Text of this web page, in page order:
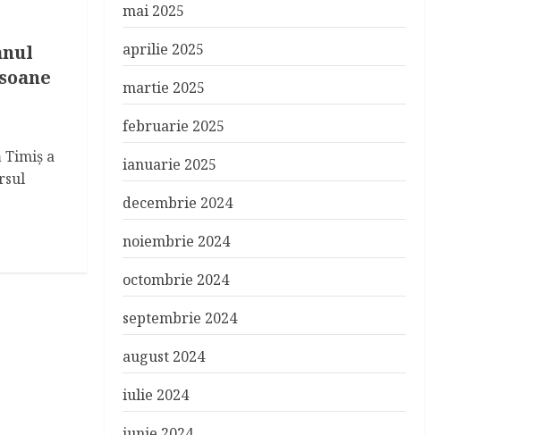
a
mai 2025
aprilie 2025
martie 2025
februarie 2025
ianuarie 2025
decembrie 2024
noiembrie 2024
octombrie 2024
septembrie 2024
august 2024
iulie 2024